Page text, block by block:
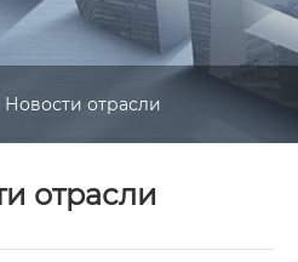
Новости отрасли
отрасли